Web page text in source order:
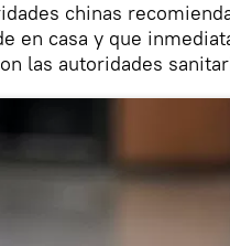
chinas
en casa y que
las autoridades